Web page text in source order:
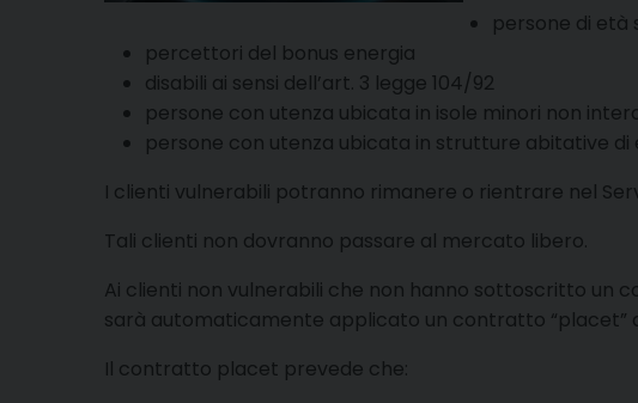
persone di età
percettori del bonus energia
disabili ai sensi dell’art. 3 legge 104/92
persone con utenza ubicata in isole minori non
persone con utenza ubicata in strutture abitative di
I clienti vulnerabili potranno rimanere o rientrare nel
Tali clienti non dovranno passare al mercato libero.
Ai clienti non vulnerabili che non hanno sottoscritto un
sarà automaticamente applicato un contratto “placet”
Il contratto placet prevede che: